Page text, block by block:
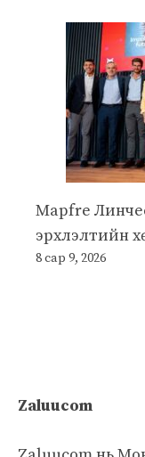
Mapfre
эрхлэлтийн
8 сар 9, 2026
Zaluucom